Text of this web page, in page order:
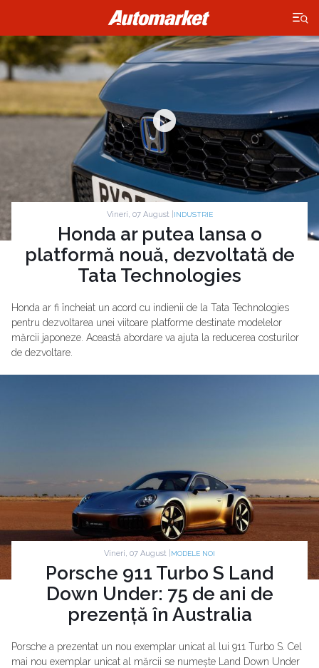
×
Vineri, 07 August | INDUSTRIE
Honda ar putea lansa o
platformă nouă, dezvoltată de
Tata Technologies
Honda ar fi încheiat un acord cu indienii de la Tata Technologies
pentru dezvoltarea unei viitoare platforme destinate modelelor
mărcii japoneze. Această abordare va ajuta la reducerea costurilor
de dezvoltare.
Vineri, 07 August | MODELE NOI
Porsche 911 Turbo S Land
Down Under: 75 de ani de
prezență în Australia
Porsche a prezentat un nou exemplar unicat al lui 911 Turbo S. Cel
mai nou exemplar unicat al mărcii se numește Land Down Under